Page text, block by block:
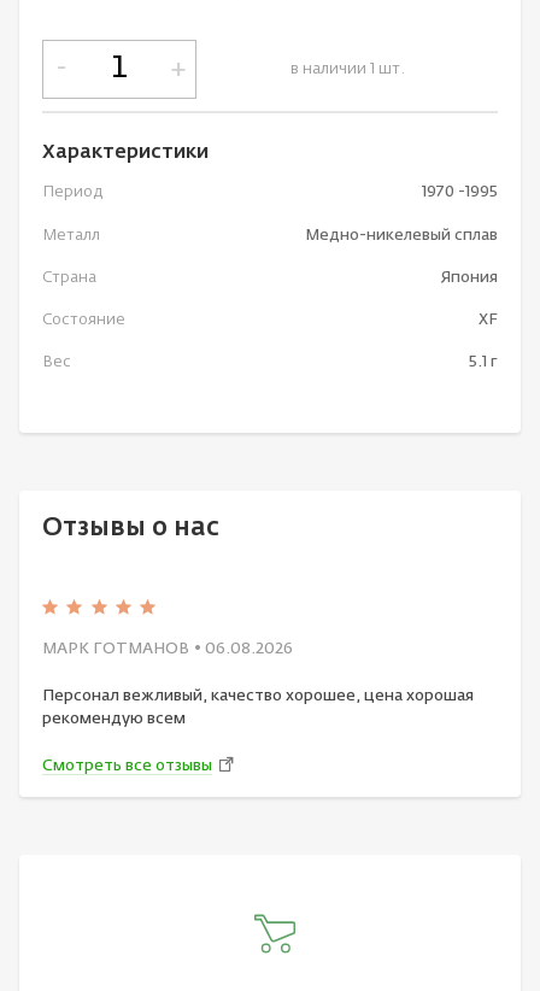
в наличии 1 шт.
- +
Характеристики
Период 1970 -1995
Металл Медно-никелевый сплав
Страна Япония
Состояние XF
Вес 5.1 г
Отзывы о нас
МАРК ГОТМАНОВ • 06.08.2026
Персонал вежливый, качество хорошее, цена хорошая
рекомендую всем
Смотреть все отзывы